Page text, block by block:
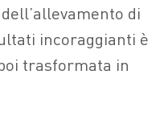
dell’allevamento di
incoraggianti è
trasformata in